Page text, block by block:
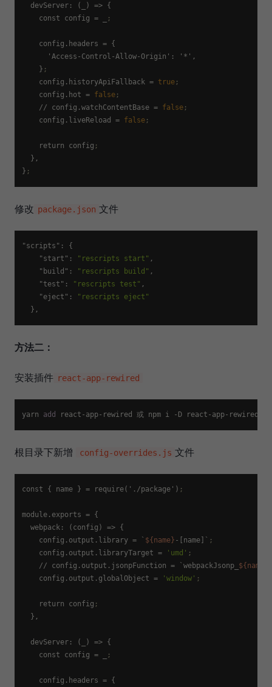
  devServer: (_) => {
    const
config = _ ;
config.headers = {
      'Access-Control-Allow-Origin': '*',
    }
;
config.historyApiFallback = true ;
config.hot = false ;
    //
config.watchContentBase = false ;
config.liveReload
= false ;
    return config
;
  },
} ;
修改 package.json 文件
"scripts" :
{
"start" : "rescripts start" ,
"build" : "rescripts build" ,
"test" : "rescripts test" ,
"eject" :
"rescripts eject"
} ,
方法二：
安装插件 react-app-rewired
yarn add
根目录下新增 config-overrides.js 文件
const { name } = require('./package') ;
module.exports = {
  webpack: (config) => {
config.output.library = ` ${name} -[name]` ;
config.output.libraryTarget = 'umd' ;
    //
config.output.jsonpFunction = `webpackJsonp_ ${name}
config.output.globalObject = 'window' ;
    return config
;
  },
  devServer: (_) => {
    const
config = _ ;
config.headers = {